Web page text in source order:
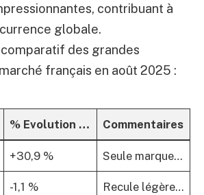
contribuant à
globale.
des grandes
français en août 2025 :
% Evolution Août 2025 Commentaires
+30,9 % Seule marque Stellantis en hausse, portée par la famille C3
-1,1 % Recule légèrement malgré soutien aux ventes tactiques